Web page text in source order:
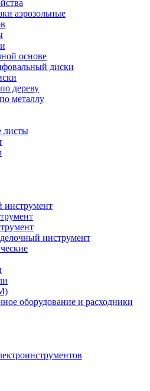
аэрозольные
основе
диски
дереву
металлу
листы
инструмент
инструмент
оборудование и расходники